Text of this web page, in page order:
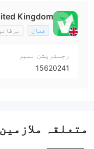
Kingdom)
فعال
رجسٹریشن نمبر
15620241
متعلقہ ملازمین